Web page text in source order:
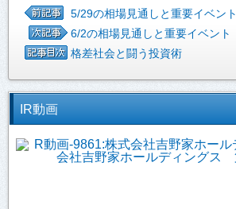
5/29の相場見通しと重要イベント
6/2の相場見通しと重要イベント
格差社会と闘う投資術
IR動画